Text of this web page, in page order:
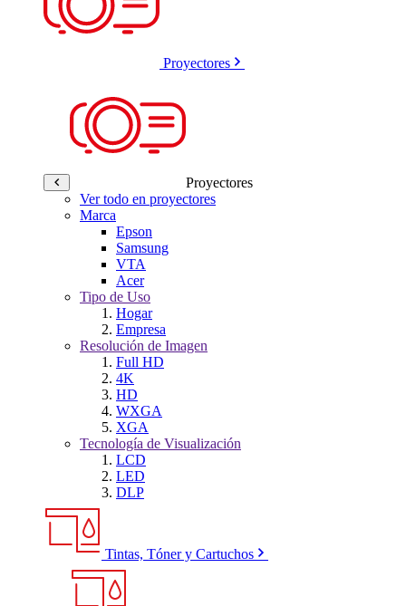
Proyectores
Proyectores
Ver todo en proyectores
Marca
Epson
Samsung
VTA
Acer
Tipo de Uso
Hogar
Empresa
Resolución de Imagen
Full HD
4K
HD
WXGA
XGA
Tecnología de Visualización
LCD
LED
DLP
Tintas, Tóner y Cartuchos